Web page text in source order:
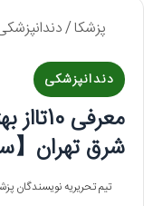
پزشکا/
دندانپزشکی
شرق تهران【
تیم تحریریه نویسندگان